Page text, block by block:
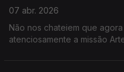
07 abr. 2026
Não nos chateiem que
atenciosamente a missão